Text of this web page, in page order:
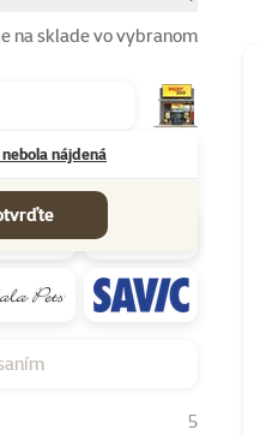
na sklade vo vybranom
nájdená
5